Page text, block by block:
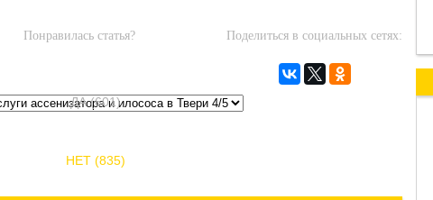
Понравилась статья?
ДА (601)
НЕТ (835)
Поделиться в социальных сетях: